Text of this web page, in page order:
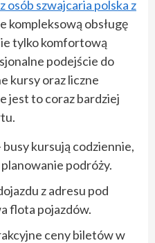
osób szwajcaria polska z
kompleksową obsługę
tylko komfortową
podejście do
kursy oraz liczne
jest to coraz bardziej
kursują codziennie,
podróży.
z adresu pod
flota pojazdów.
ceny biletów w